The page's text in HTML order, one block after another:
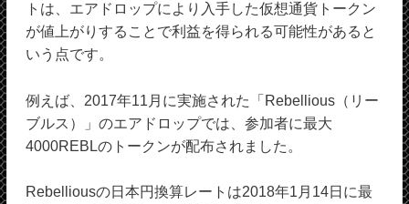
トは、エアドロップにより入手した仮想通貨トークン
が値上がりすることで利益を得られる可能性があると
いう点です。
例えば、2017年11月に実施された「Rebellious（リー
ブルス）」のエアドロップでは、参加者に最大
4000REBLのトークンが配布されました。
Rebelliousの日本円換算レートは2018年1月14日に最